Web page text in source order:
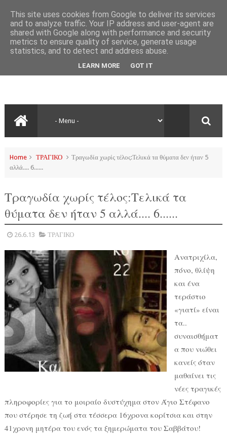
Home ΤΡΑΓΙΚΟ
Τραγωδία χωρίς τέλος:Τελικά τα θύματα δεν ήταν 5
αλλά.... 6......
Τραγωδία χωρίς τέλος:Τελικά τα
θύματα δεν ήταν 5 αλλά.... 6......
26.6.13 ΤΡΑΓΙΚΟ
Ανατριχίλα,
πόνο, θλίψη
και ένα
τεράστιο
«γιατί» είναι
τα..
συναισθήματ
α που νιώθει
κανείς όταν
μαθαίνει τις
νέες τραγικές
πληροφορίες για το μοιραίο δυστύχημα στον Άγιο Στέφανο
που στέρησε τη ζωή στα τέσσερα 16χρονα κορίτσια και στην
41χρονη μητέρα του ενός τα ξημερώματα του Σαββάτου!
This site uses cookies from Google to deliver its services
and to analyze traffic. Your IP address and user-agent are
shared with Google along with performance and security
metrics to ensure quality of service, generate usage
statistics, and to detect and address abuse.
LEARN MORE GOT IT